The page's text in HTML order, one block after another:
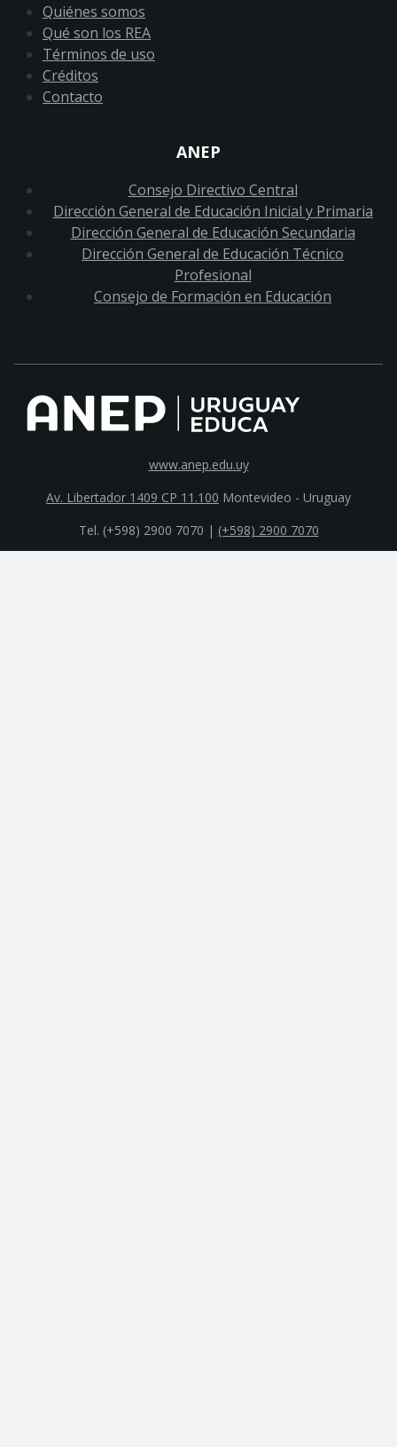
Quiénes somos
Qué son los REA
Términos de uso
Créditos
Contacto
ANEP
Consejo Directivo Central
Dirección General de Educación Inicial y Primaria
Dirección General de Educación Secundaria
Dirección General de Educación Técnico
Profesional
Consejo de Formación en Educación
www.anep.edu.uy
Av. Libertador 1409 CP 11.100 Montevideo - Uruguay
Tel. (+598) 2900 7070 | (+598) 2900 7070